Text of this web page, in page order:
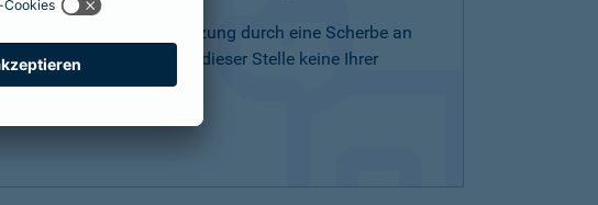
harmlose Schnittverletzung durch eine Scherbe an
finanziellen Mittel an dieser Stelle keine Ihrer